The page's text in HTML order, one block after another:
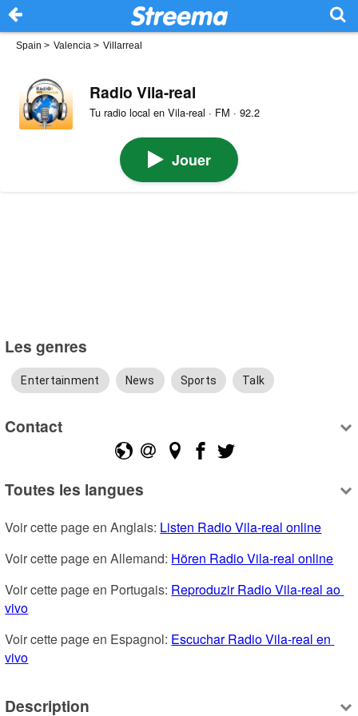
Spain > Valencia > Villarreal
Radio Vila-real
Tu radio local en Vila-real · FM · 92.2
Jouer
Les genres
Entertainment News Sports Talk
Contact
Toutes les langues
Voir cette page en Anglais: Listen Radio Vila-real online
Voir cette page en Allemand: Hören Radio Vila-real online
Voir cette page en Portugais: Reproduzir Radio Vila-real ao
vivo
Voir cette page en Espagnol: Escuchar Radio Vila-real en
vivo
Description